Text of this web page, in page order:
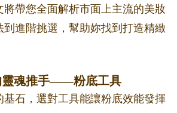
將帶您全面解析市面上主流的美妝
到進階挑選，幫助妳找到打造精緻
靈魂推手——粉底工具
基石，選對工具能讓粉底效能發揮